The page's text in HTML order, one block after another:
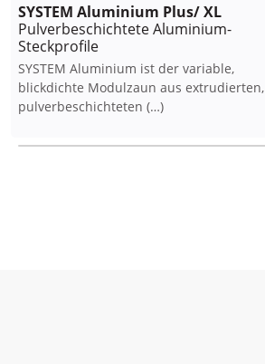
SYSTEM Aluminium Plus/ XL
Pulverbeschichtete Aluminium-
Steckprofile
SYSTEM Aluminium ist der variable,
blickdichte Modulzaun aus extrudierten,
pulverbeschichteten (…)